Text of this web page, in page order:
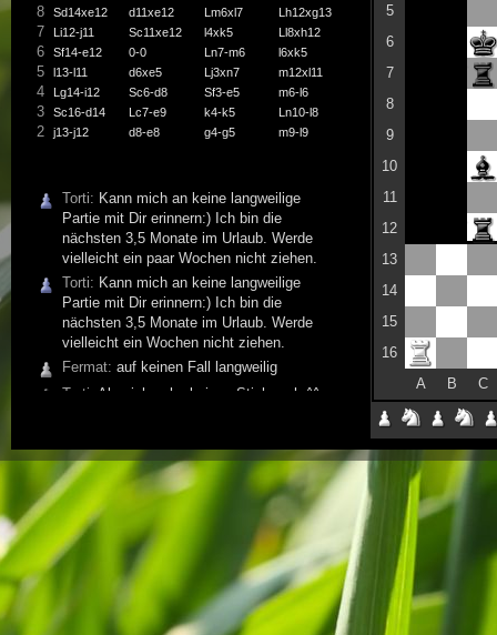
8
Sd14xe12 d11xe12 Lm6xl7 Lh12xg13
7 Li12-j11 Sc11xe12 l4xk5 Ll8xh12
6 Sf14-e12 0-0 Ln7-m6 l6xk5
5 l13-l11 d6xe5 Lj3xn7 m12xl11
4 Lg14-i12 Sc6-d8 Sf3-e5 m6-l6
3 Sc16-d14 Lc7-e9 k4-k5 Ln10-l8
2 j13-j12 d8-e8 g4-g5 m9-l9
Torti: Kann mich an keine langweilige
Partie mit Dir erinnern:) Ich bin die
nächsten 3,5 Monate im Urlaub. Werde
vielleicht ein paar Wochen nicht ziehen.
Torti: Kann mich an keine langweilige
Partie mit Dir erinnern:) Ich bin die
nächsten 3,5 Monate im Urlaub. Werde
vielleicht ein Wochen nicht ziehen.
Fermat: auf keinen Fall langweilig
Torti:
Also ich sehe keinen Stich mehr^^
Torti:Da ich keine Ahnung habe, tu ich es
Dir gleich ;-)
Fermat:
(Bis jetzt keine Überraschungen ;-)
Fermat:
Kein Problem. (Spät kommt Ihr,
doch Ihr kommt. Der weite Weg allein
entschuldigt Euer Säumen.)
Sorry für die Verspätung:-)
5
6
7
8
9
10
11
12
13
14
15
16
A
B C